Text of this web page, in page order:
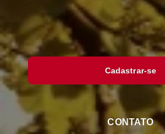
Cadastrar-se
CONTATO